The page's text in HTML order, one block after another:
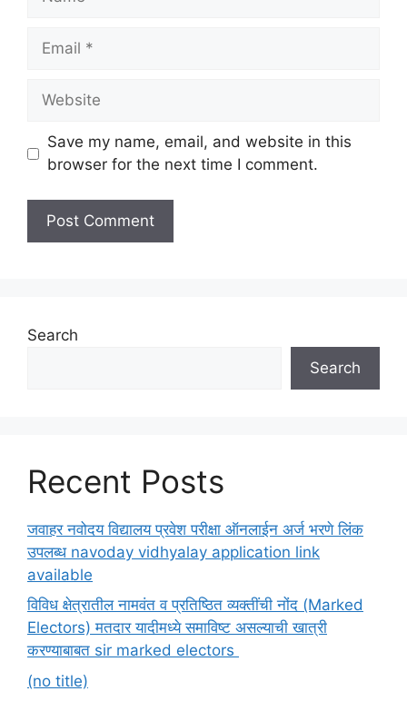
Email
Website
Save my name, email, and website in this
browser for the next time I comment.
Search
Search
Recent Posts
जवाहर नवोदय विद्यालय प्रवेश परीक्षा ऑनलाईन अर्ज भरणे लिंक
उपलब्ध navoday vidhyalay application link
available
विविध क्षेत्रातील नामवंत व प्रतिष्ठित व्यक्तींची नोंद (Marked
Electors) मतदार यादीमध्ये समाविष्ट असल्याची खात्री
करण्याबाबत sir marked electors
(no title)